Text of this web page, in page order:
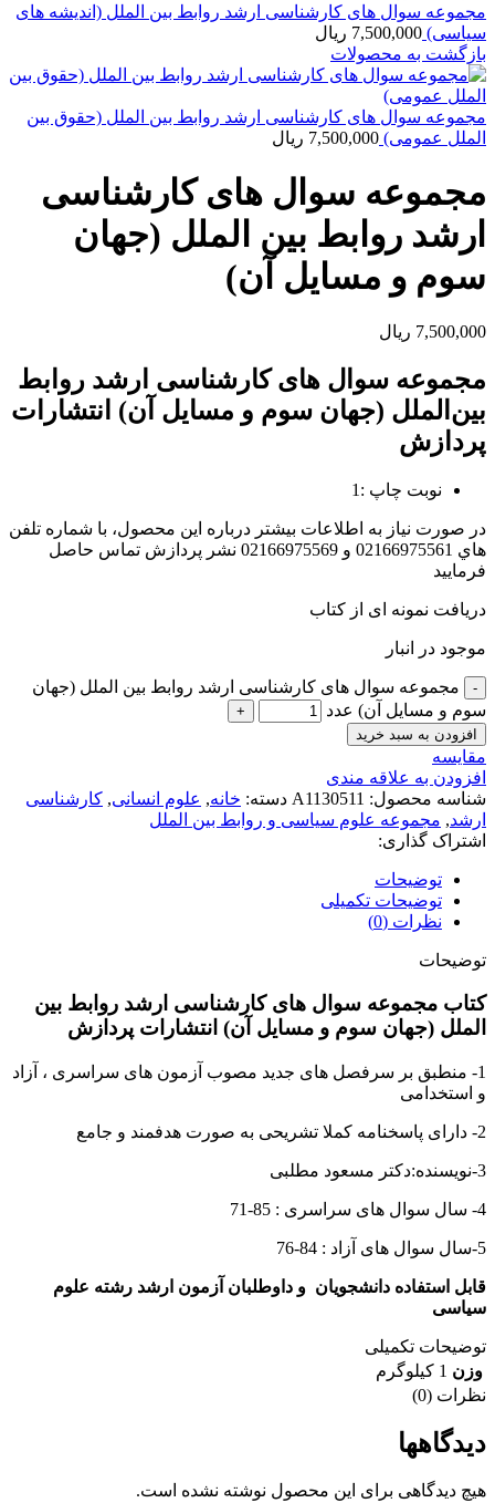
مجموعه سوال های کارشناسی ارشد روابط بین الملل (اندیشه های
سیاسی) 7,500,000 ریال
بازگشت به محصولات
مجموعه سوال های کارشناسی ارشد روابط بین الملل (حقوق بین
الملل عمومی) 7,500,000 ریال
مجموعه سوال های کارشناسی
ارشد روابط بین الملل (جهان
سوم و مسایل آن)
7,500,000 ریال
مجموعه سوال های کارشناسی ارشد روابط
بین‌الملل (جهان سوم و مسایل آن) انتشارات
پردازش
نوبت چاپ :1
در صورت نياز به اطلاعات بيشتر درباره اين محصول، با شماره تلفن
هاي 02166975561 و 02166975569 نشر پردازش تماس حاصل
فرماييد
دریافت نمونه ای از کتاب
موجود در انبار
مجموعه سوال های کارشناسی ارشد روابط بین الملل (جهان
سوم و مسایل آن) عدد
افزودن به سبد خرید
مقايسه
افزودن به علاقه مندی
شناسه محصول: A1130511 دسته: خانه, علوم انسانی, کارشناسی
ارشد, مجموعه علوم سیاسی و روابط بین الملل
اشتراک گذاری:
توضیحات
توضیحات تکمیلی
نظرات (0)
توضیحات
کتاب مجموعه سوال های کارشناسی ارشد روابط بین
الملل (جهان سوم و مسایل آن) انتشارات پردازش
1- منطبق بر سرفصل های جدید مصوب آزمون های سراسری ، آزاد
و استخدامی
2- دارای پاسخنامه کملا تشریحی به صورت هدفمند و جامع
3-نویسنده:دکتر مسعود مطلبی
4- سال سوال های سراسری : 85-71
5-سال سوال های آزاد : 84-76
قابل استفاده دانشجویان و داوطلبان آزمون ارشد رشته علوم
سیاسی
توضیحات تکمیلی
وزن 1 کیلوگرم
نظرات (0)
دیدگاهها
هیچ دیدگاهی برای این محصول نوشته نشده است.